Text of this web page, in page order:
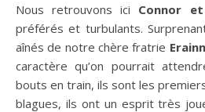
Nous retrouvons ici Connor
préférés et turbulants.
aînés de notre chère fratrie
caractère qu’on pourrait
bouts en train, ils sont les
blagues, ils ont un esprit très